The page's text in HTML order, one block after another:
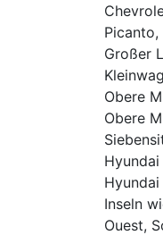
Großer
Obere
Obere
Inseln
Ouest,